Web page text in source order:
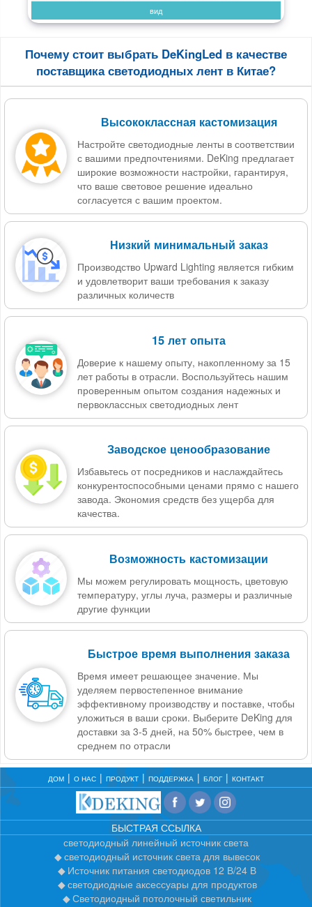
вид
Почему стоит выбрать DeKingLed в качестве
поставщика светодиодных лент в Китае?
Высококлассная кастомизация
Настройте светодиодные ленты в соответствии
с вашими предпочтениями. DeKing предлагает
широкие возможности настройки, гарантируя,
что ваше световое решение идеально
согласуется с вашим проектом.
Низкий минимальный заказ
Производство Upward Lighting является гибким
и удовлетворит ваши требования к заказу
различных количеств
15 лет опыта
Доверие к нашему опыту, накопленному за 15
лет работы в отрасли. Воспользуйтесь нашим
проверенным опытом создания надежных и
первоклассных светодиодных лент
Заводское ценообразование
Избавьтесь от посредников и наслаждайтесь
конкурентоспособными ценами прямо с нашего
завода. Экономия средств без ущерба для
качества.
Возможность кастомизации
Мы можем регулировать мощность, цветовую
температуру, углы луча, размеры и различные
другие функции
Быстрое время выполнения заказа
Время имеет решающее значение. Мы
уделяем первостепенное внимание
эффективному производству и поставке, чтобы
уложиться в ваши сроки. Выберите DeKing для
доставки за 3-5 дней, на 50% быстрее, чем в
среднем по отрасли
ДОМ О НАС ПРОДУКТ ПОДДЕРЖКА БЛОГ КОНТАКТ
БЫСТРАЯ ССЫЛКА
светодиодный линейный источник света
светодиодный источник света для вывесок
Источник питания светодиодов 12 В/24 В
светодиодные аксессуары для продуктов
Светодиодный потолочный светильник